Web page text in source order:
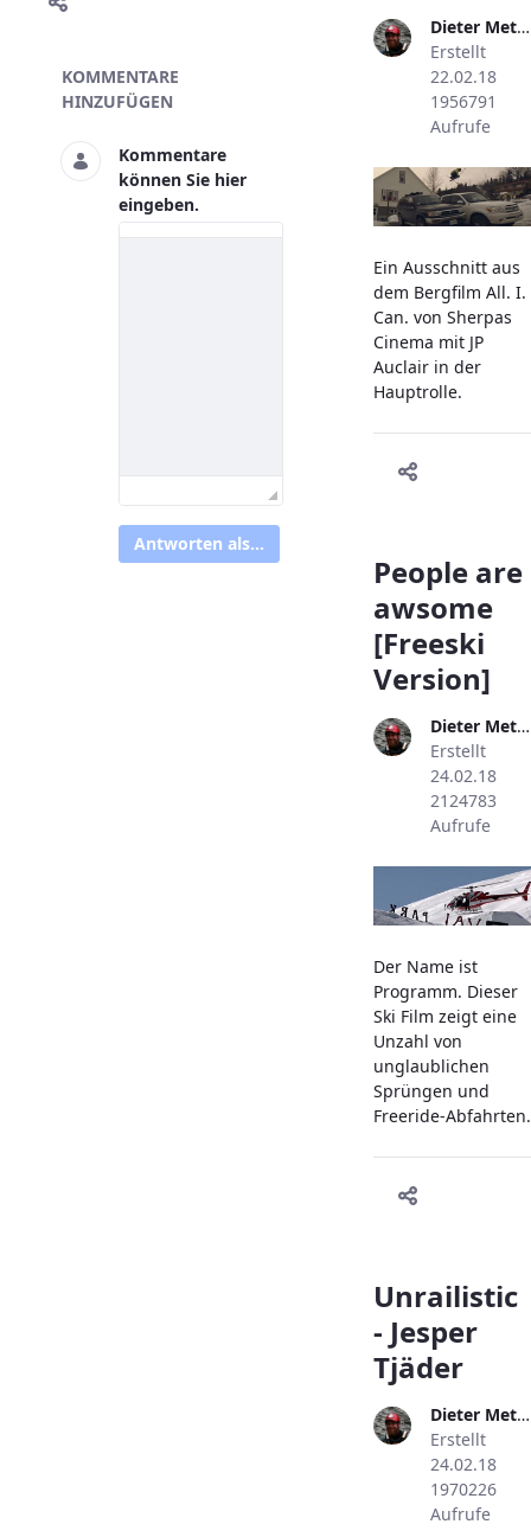
Skivideo
KOMMENTARE
HINZUFÜGEN
Kommentare
können Sie hier
eingeben.
Antworten als...
Dieter Metzler
Erstellt
22.02.18
1956791
Aufrufe
Ein Ausschnitt aus
dem Bergfilm All. I.
Can. von Sherpas
Cinema mit JP
Auclair in der
Hauptrolle.
People are
awsome
[Freeski
Version]
Dieter Metzler
Erstellt
24.02.18
2124783
Aufrufe
Der Name ist
Programm. Dieser
Ski Film zeigt eine
Unzahl von
unglaublichen
Sprüngen und
Freeride-Abfahrten.
Unrailistic
- Jesper
Tjäder
Dieter Metzler
Erstellt
24.02.18
1970226
Aufrufe